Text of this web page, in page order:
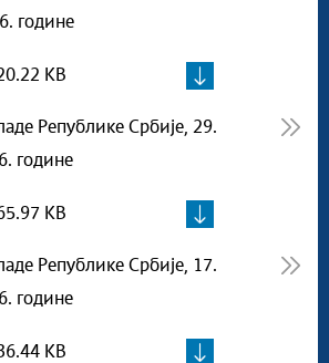
године
KB
Републике Србије, 29.
године
KB
Републике Србије, 17.
године
KB